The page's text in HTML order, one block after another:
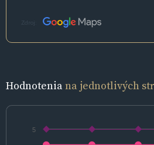
Zdroj:
Hodnoteniana jednotlivých
5